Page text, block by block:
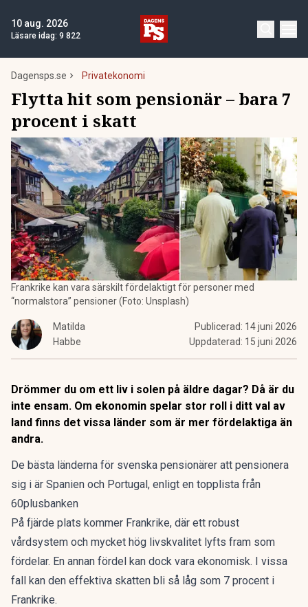
10 aug. 2026
Läsare idag: 9 822
Dagensps.se Privatekonomi
Flytta hit som pensionär – bara 7
procent i skatt
Frankrike kan vara särskilt fördelaktigt för personer med
“normalstora” pensioner (Foto: Unsplash)
Matilda
Habbe
Publicerad: 14 juni 2026
Uppdaterad: 15 juni 2026
Drömmer du om ett liv i solen på äldre dagar? Då är du
inte ensam. Om ekonomin spelar stor roll i ditt val av
land finns det vissa länder som är mer fördelaktiga än
andra.
De bästa länderna för svenska pensionärer att pensionera
sig i är Spanien och Portugal, enligt en topplista från
60plusbanken
På fjärde plats kommer Frankrike, där ett robust
vårdsystem och mycket hög livskvalitet lyfts fram som
fördelar. En annan fördel kan dock vara ekonomisk. I vissa
fall kan den effektiva skatten bli så låg som 7 procent i
Frankrike.